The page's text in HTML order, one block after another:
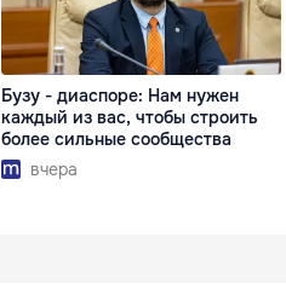
Бузу - диаспоре: Нам нужен
каждый из вас, чтобы строить
более сильные сообщества
вчера